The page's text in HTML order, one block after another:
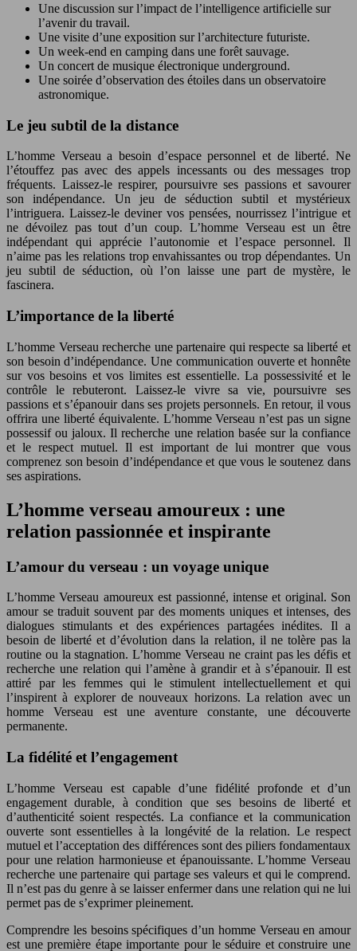
Une discussion sur l’impact de l’intelligence artificielle sur
l’avenir du travail.
Une visite d’une exposition sur l’architecture futuriste.
Un week-end en camping dans une forêt sauvage.
Un concert de musique électronique underground.
Une soirée d’observation des étoiles dans un observatoire
astronomique.
Le jeu subtil de la distance
L’homme Verseau a besoin d’espace personnel et de liberté. Ne
l’étouffez pas avec des appels incessants ou des messages trop
fréquents. Laissez-le respirer, poursuivre ses passions et savourer
son indépendance. Un jeu de séduction subtil et mystérieux
l’intriguera. Laissez-le deviner vos pensées, nourrissez l’intrigue et
ne dévoilez pas tout d’un coup. L’homme Verseau est un être
indépendant qui apprécie l’autonomie et l’espace personnel. Il
n’aime pas les relations trop envahissantes ou trop dépendantes. Un
jeu subtil de séduction, où l’on laisse une part de mystère, le
fascinera.
L’importance de la liberté
L’homme Verseau recherche une partenaire qui respecte sa liberté et
son besoin d’indépendance. Une communication ouverte et honnête
sur vos besoins et vos limites est essentielle. La possessivité et le
contrôle le rebuteront. Laissez-le vivre sa vie, poursuivre ses
passions et s’épanouir dans ses projets personnels. En retour, il vous
offrira une liberté équivalente. L’homme Verseau n’est pas un signe
possessif ou jaloux. Il recherche une relation basée sur la confiance
et le respect mutuel. Il est important de lui montrer que vous
comprenez son besoin d’indépendance et que vous le soutenez dans
ses aspirations.
L’homme verseau amoureux : une
relation passionnée et inspirante
L’amour du verseau : un voyage unique
L’homme Verseau amoureux est passionné, intense et original. Son
amour se traduit souvent par des moments uniques et intenses, des
dialogues stimulants et des expériences partagées inédites. Il a
besoin de liberté et d’évolution dans la relation, il ne tolère pas la
routine ou la stagnation. L’homme Verseau ne craint pas les défis et
recherche une relation qui l’amène à grandir et à s’épanouir. Il est
attiré par les femmes qui le stimulent intellectuellement et qui
l’inspirent à explorer de nouveaux horizons. La relation avec un
homme Verseau est une aventure constante, une découverte
permanente.
La fidélité et l’engagement
L’homme Verseau est capable d’une fidélité profonde et d’un
engagement durable, à condition que ses besoins de liberté et
d’authenticité soient respectés. La confiance et la communication
ouverte sont essentielles à la longévité de la relation. Le respect
mutuel et l’acceptation des différences sont des piliers fondamentaux
pour une relation harmonieuse et épanouissante. L’homme Verseau
recherche une partenaire qui partage ses valeurs et qui le comprend.
Il n’est pas du genre à se laisser enfermer dans une relation qui ne lui
permet pas de s’exprimer pleinement.
Comprendre les besoins spécifiques d’un homme Verseau en amour
est une première étape importante pour le séduire et construire une